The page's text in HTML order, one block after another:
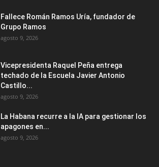
Fallece Román Ramos Uría, fundador de
Grupo Ramos
agosto 9, 2026
Vicepresidenta Raquel Peña entrega
techado de la Escuela Javier Antonio
Castillo...
agosto 9, 2026
La Habana recurre a la IA para gestionar los
apagones en...
agosto 9, 2026